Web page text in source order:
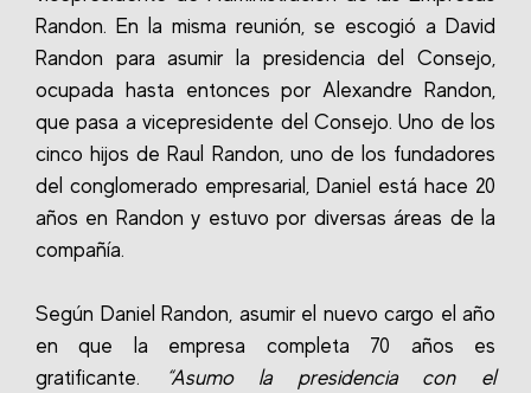
Randon. En la misma reunión, se escogió a David
Randon para asumir la presidencia del Consejo,
ocupada hasta entonces por Alexandre Randon,
que pasa a vicepresidente del Consejo. Uno de los
cinco hijos de Raul Randon, uno de los fundadores
del conglomerado empresarial, Daniel está hace 20
años en Randon y estuvo por diversas áreas de la
compañía.
Según Daniel Randon, asumir el nuevo cargo el año
en que la empresa completa 70 años es
gratificante.
“Asumo la presidencia con el